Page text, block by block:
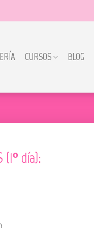
CURSOS BLOG
(1º día):